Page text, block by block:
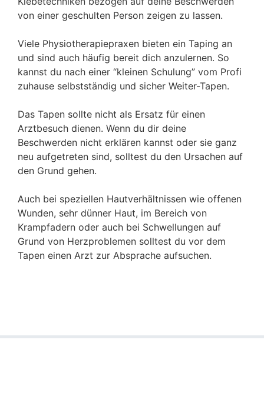
von einer geschulten Person zeigen zu lassen.
Viele Physiotherapiepraxen bieten ein Taping an
und sind auch häufig bereit dich anzulernen. So
kannst du nach einer “kleinen Schulung” vom Profi
zuhause selbstständig und sicher Weiter-Tapen.
Das Tapen sollte nicht als Ersatz für einen
Arztbesuch dienen. Wenn du dir deine
Beschwerden nicht erklären kannst oder sie ganz
neu aufgetreten sind, solltest du den Ursachen auf
den Grund gehen.
Auch bei speziellen Hautverhältnissen wie offenen
Wunden, sehr dünner Haut, im Bereich von
Krampfadern oder auch bei Schwellungen auf
Grund von Herzproblemen solltest du vor dem
Tapen einen Arzt zur Absprache aufsuchen.